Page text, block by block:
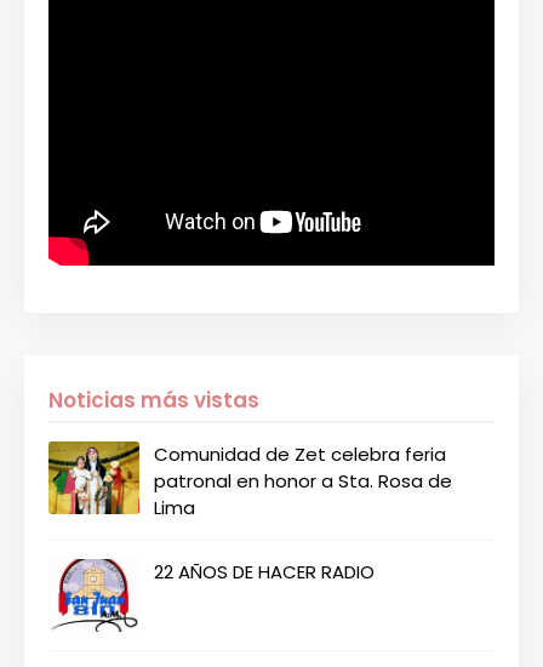
Noticias más vistas
Comunidad de Zet celebra feria
patronal en honor a Sta. Rosa de
Lima
22 AÑOS DE HACER RADIO